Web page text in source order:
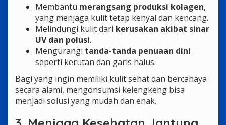
Membantu merangsang produksi kolagen,
yang menjaga kulit tetap kenyal dan kencang.
Melindungi kulit dari kerusakan akibat sinar
UV dan polusi.
Mengurangi tanda-tanda penuaan dini
seperti kerutan dan garis halus.
Bagi yang ingin memiliki kulit sehat dan bercahaya
secara alami, mengonsumsi kelengkeng bisa
menjadi solusi yang mudah dan enak.